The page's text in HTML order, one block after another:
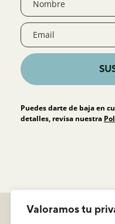
Valoramos tu
Puedes darte de baja en
detalles, revisa nuestra